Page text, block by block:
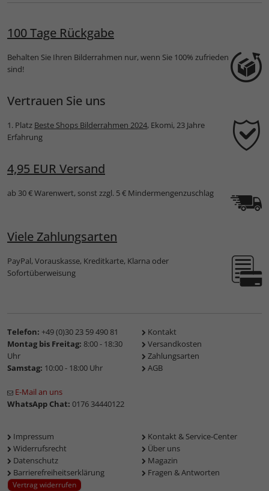
100 Tage Rückgabe
Behalten Sie Ihren Bilderrahmen nur, wenn Sie 100% zufrieden
sind!
Vertrauen Sie uns
1. Platz Beste Shops Bilderrahmen 2024, Ekomi, 23 Jahre
Erfahrung
4,95 EUR Versand
ab 30 € Warenwert, sonst zzgl. 5 € Mindermengenzuschlag
Viele Zahlungsarten
PayPal, Vorauskasse, Kreditkarte, Klarna oder
Sofortüberweisung
Telefon: +49 (0)30 23 59 490 81
Montag bis Freitag: 8:00 - 18:30
Uhr
Samstag: 10:00 - 18:00 Uhr
E-Mail an uns
WhatsApp Chat: 0176 34440122
Kontakt
Versandkosten
Zahlungsarten
AGB
Impressum
Widerrufsrecht
Datenschutz
Barrierefreiheitserklärung
Vertrag widerrufen
Kontakt & Service-Center
Über uns
Magazin
Fragen & Antworten